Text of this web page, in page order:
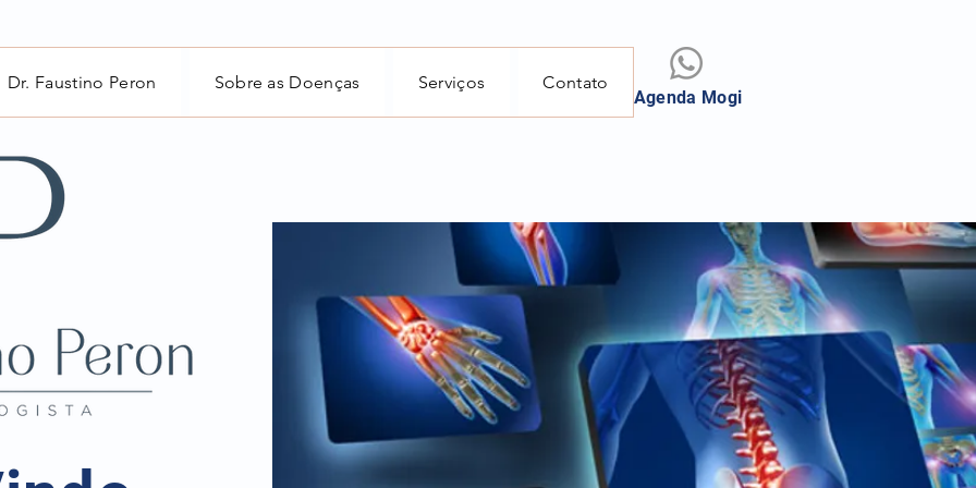
Dr. Faustino Peron Sobre as Doenças Serviços Contato
Agenda Mogi